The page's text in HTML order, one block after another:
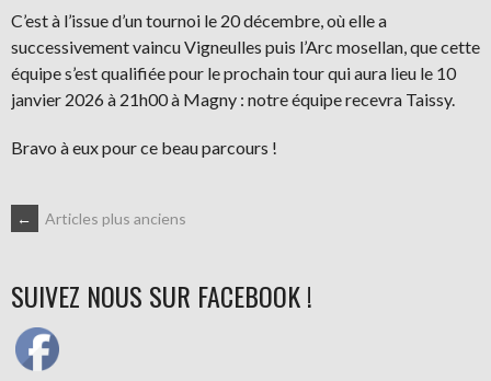
C’est à l’issue d’un tournoi le 20 décembre, où elle a
successivement vaincu Vigneulles puis l’Arc mosellan, que cette
équipe s’est qualifiée pour le prochain tour qui aura lieu le 10
janvier 2026 à 21h00 à Magny : notre équipe recevra Taissy.
Bravo à eux pour ce beau parcours !
NAVIGATION
DES
ARTICLES
← Articles plus anciens
SUIVEZ NOUS SUR FACEBOOK !